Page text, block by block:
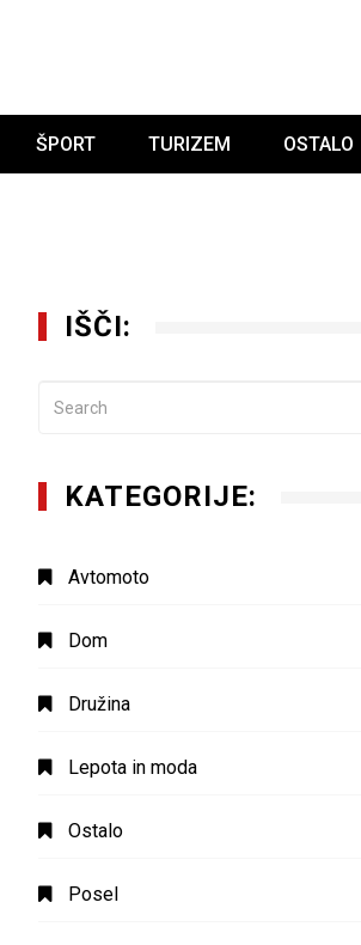
ŠPORT TURIZEM OSTALO
IŠČI:
KATEGORIJE:
Avtomoto
Dom
Družina
Lepota in moda
Ostalo
Posel